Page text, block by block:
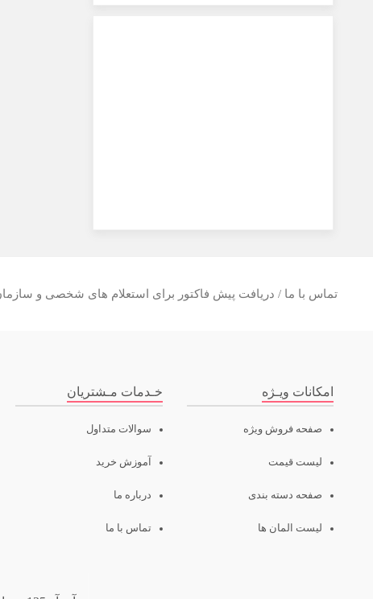
تماس با ما / دریافت پیش فاکتور برای استعلام های شخصی و
امکانات ویـژه
صفحه فروش ویژه
لیست قیمت
صفحه دسته بندی
لیست المان ها
خـدمات مـشتریان
سوالات متداول
آموزش خرید
درباره ما
تماس با ما